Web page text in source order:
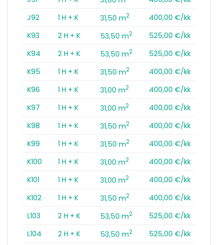
J92
1 H + K 31,50 m2
400,00 €/kk
K93
2 H + K 53,50 m2
525,00 €/kk
K94
2 H + K 53,50 m2
525,00 €/kk
K95
1 H + K 31,50 m2
400,00 €/kk
K96
1 H + K 31,00 m2
400,00 €/kk
K97
1 H + K 31,00 m2
400,00 €/kk
K98
1 H + K 31,50 m2
400,00 €/kk
K99
1 H + K 31,50 m2
400,00 €/kk
K100
1 H + K 31,00 m2
400,00 €/kk
K101
1 H + K 31,00 m2
400,00 €/kk
K102
1 H + K 31,50 m2
400,00 €/kk
L103
2 H + K 53,50 m2
525,00 €/kk
L104
2 H + K 53,50 m2
525,00 €/kk